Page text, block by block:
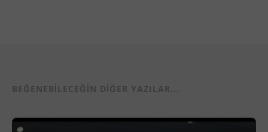
BEĞENEBILECEĞIN DIĞER YAZILAR...